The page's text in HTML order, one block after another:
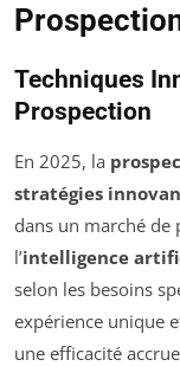
Techniques
Prospection
En 2025, la
stratégies
dans un marché de
l’intelligence
selon les besoins
expérience unique
une efficacité